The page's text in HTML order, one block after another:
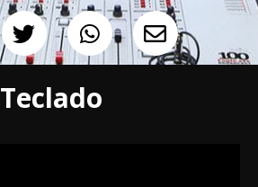
Teclado